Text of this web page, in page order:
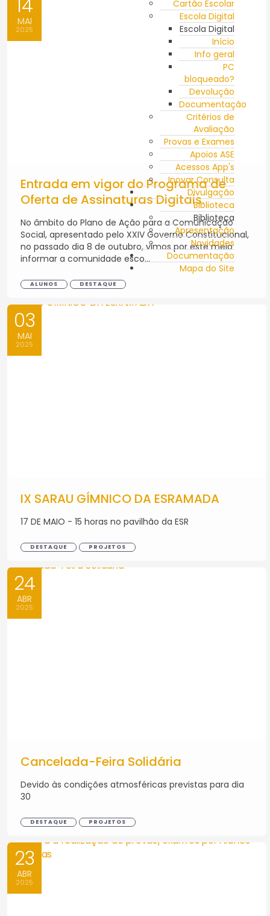
Cartão Escolar
Escola Digital
Escola Digital
Início
Info geral
PC
bloqueado?
Devolução
Documentação
Critérios de
Avaliação
Provas e Exames
Apoios ASE
Acessos App's
Inovar Consulta
Divulgação
Biblioteca
Biblioteca
Apresentação
Novidades
Documentação
Mapa do Site
14
MAI
2025
Entrada em vigor do Programa de
Oferta de Assinaturas Digitais.
No âmbito do Plano de Ação para a Comunicação
Social, apresentado pelo XXIV Governo Constitucional,
no passado dia 8 de outubro, vimos por este meio
informar a comunidade esco...
ALUNOS DESTAQUE
03
MAI
2025
IX SARAU GÍMNICO DA ESRAMADA
17 DE MAIO - 15 horas no pavilhão da ESR
DESTAQUE PROJETOS
24
ABR
2025
Cancelada-Feira Solidária
Devido às condições atmosféricas previstas para dia
30
DESTAQUE PROJETOS
23
ABR
2025